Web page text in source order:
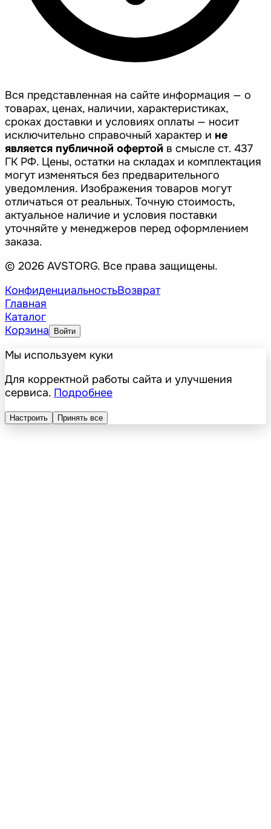
Вся представленная на сайте информация — о
товарах, ценах, наличии, характеристиках,
сроках доставки и условиях оплаты — носит
исключительно справочный характер и не
является публичной офертой в смысле ст. 437
ГК РФ. Цены, остатки на складах и комплектация
могут изменяться без предварительного
уведомления. Изображения товаров могут
отличаться от реальных. Точную стоимость,
актуальное наличие и условия поставки
уточняйте у менеджеров перед оформлением
заказа.
© 2026 AVSTORG. Все права защищены.
КонфиденциальностьВозврат
Главная
Каталог
Корзина
Войти
Мы используем куки
Для корректной работы сайта и улучшения
сервиса. Подробнее
Настроить Принять все